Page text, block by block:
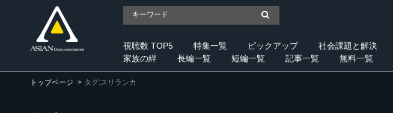
視聴数 TOP5 特集一覧 ピックアップ 社会課題と解決
家族の絆
長編一覧 短編一覧 記事一覧 無料一覧
トップページ タグ:スリランカ